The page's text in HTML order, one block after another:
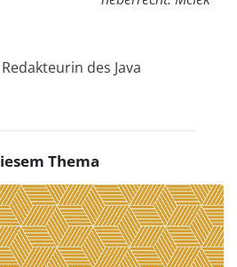
des Java
Thema